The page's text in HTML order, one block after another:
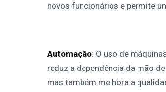
novos funcionários e permite
Automação: O uso de
reduz a dependência da mão
mas também melhora a